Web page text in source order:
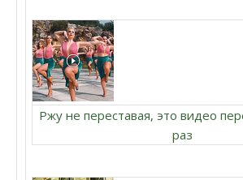
Ржу не переставая, это видео
раз